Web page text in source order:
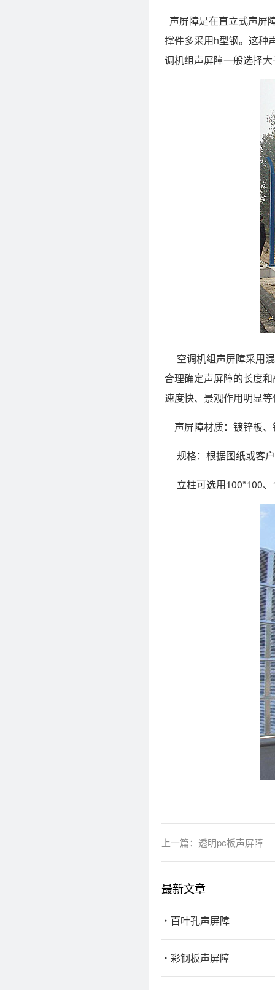
声屏障是在直立式声屏
撑件多采用h型钢。这种
调机组声屏障一般选择
空调机组声屏障采用
合理确定声屏障的长度
速度快、景观作用明显
声屏障材质：镀锌板
规格：根据图纸或客
立柱可选用100*100、
上一篇： 透明pc板声屏障
最新文章
百叶孔声屏障
彩钢板声屏障